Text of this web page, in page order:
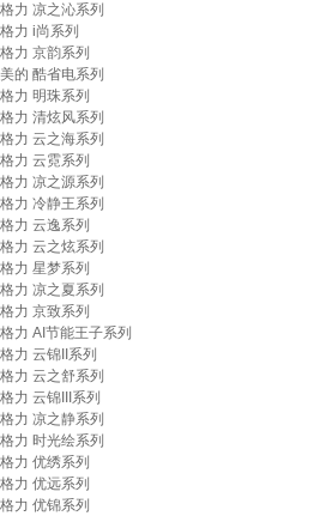
格力 凉之沁系列
格力 i尚系列
格力 京韵系列
美的 酷省电系列
格力 明珠系列
格力 清炫风系列
格力 云之海系列
格力 云霓系列
格力 凉之源系列
格力 冷静王系列
格力 云逸系列
格力 云之炫系列
格力 星梦系列
格力 凉之夏系列
格力 京致系列
格力 AI节能王子系列
格力 云锦II系列
格力 云之舒系列
格力 云锦III系列
格力 凉之静系列
格力 时光绘系列
格力 优绣系列
格力 优远系列
格力 优锦系列